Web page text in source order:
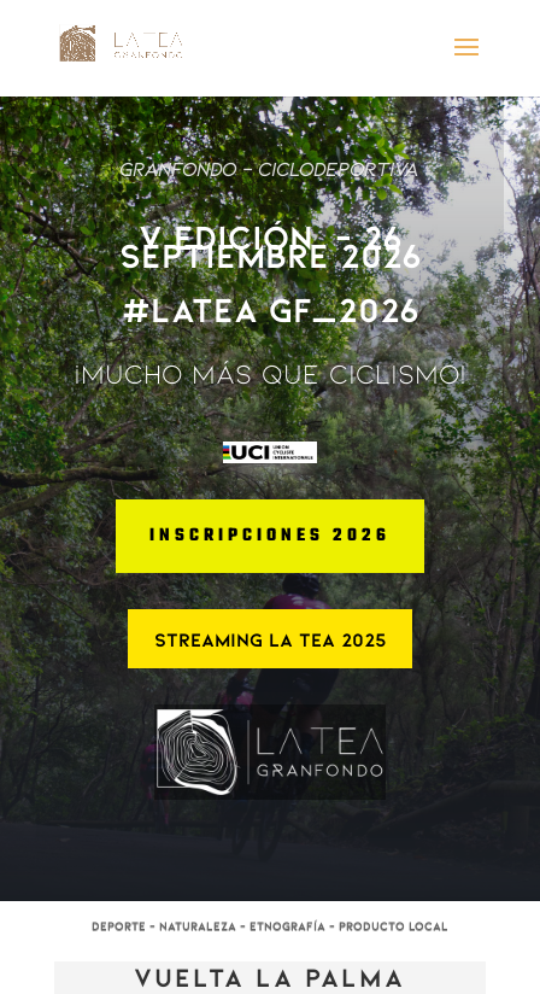
GRANFONDO – CICLODEPORTIVA
V EDICiÓN – 26
septiembre 2026
#LATEA GF_2026
¡MUCHO MÁS QUE CICLISMO!
INSCRIPCIONES 2026
STREAMING LA TEA 2025
DEPORTE – NATURALEZA – ETNOGRAFÍA – PRODUCTO LOCAL
VUELTA LA PALMA